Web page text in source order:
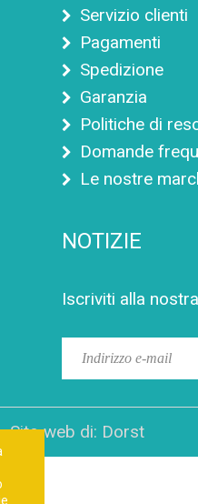
Servizio clienti
Pagamenti
Spedizione
Garanzia
Politiche di
Domande
Le nostre
NOTIZIE
Iscriviti alla
web di: Dorst